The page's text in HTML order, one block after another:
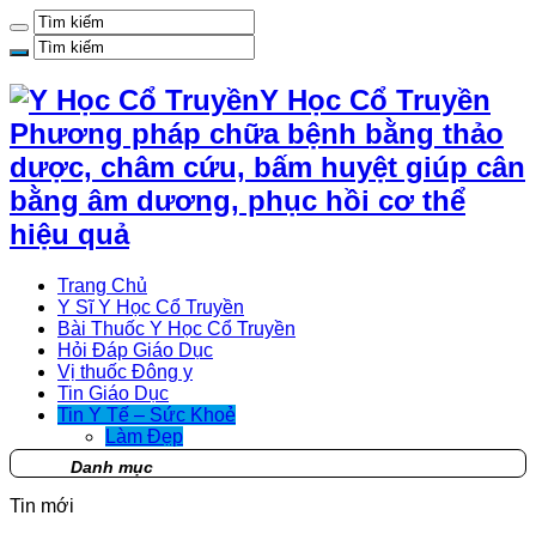
Y Học Cổ Truyền
Phương pháp chữa bệnh bằng thảo
dược, châm cứu, bấm huyệt giúp cân
bằng âm dương, phục hồi cơ thể
hiệu quả
Trang Chủ
Y Sĩ Y Học Cổ Truyền
Bài Thuốc Y Học Cổ Truyền
Hỏi Đáp Giáo Dục
Vị thuốc Đông y
Tin Giáo Dục
Tin Y Tế – Sức Khoẻ
Làm Đẹp
Danh mục
Tin mới